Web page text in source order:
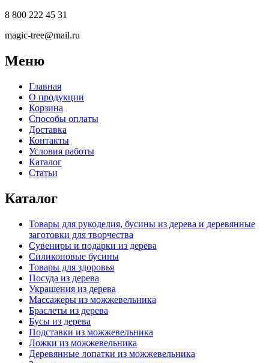
8 800 222 45 31
magic-tree@mail.ru
Меню
Главная
О продукции
Корзина
Способы оплаты
Доставка
Контакты
Условия работы
Каталог
Статьи
Каталог
Товары для рукоделия, бусины из дерева и деревянные
заготовки для творчества
Сувениры и подарки из дерева
Силиконовые бусины
Товары для здоровья
Посуда из дерева
Украшения из дерева
Массажеры из можжевельника
Браслеты из дерева
Бусы из дерева
Подставки из можжевельника
Ложки из можжевельника
Деревянные лопатки из можжевельника